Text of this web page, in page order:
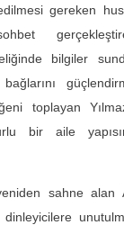
gereken
bilgiler
toplayan
bir aile
sahne alan
dinleyicilere